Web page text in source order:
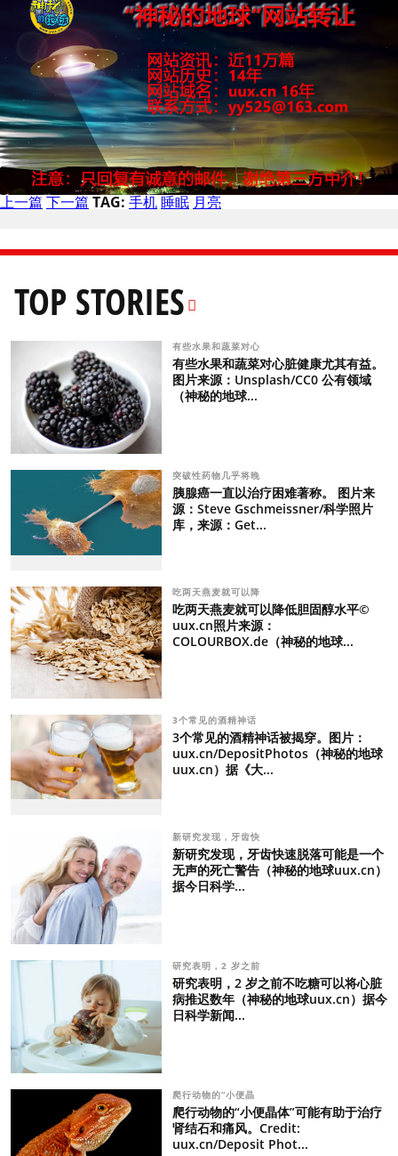
上一篇 下一篇 TAG: 手机睡眠 月亮
TOP STORIES
有些水果和蔬菜对心
有些水果和蔬菜对心脏健康尤其有益。
图片来源：Unsplash/CC0 公有领域
（神秘的地球...
突破性药物几乎将晚
胰腺癌一直以治疗困难著称。 图片来
源：Steve Gschmeissner/科学照片
库，来源：Get...
吃两天燕麦就可以降
吃两天燕麦就可以降低胆固醇水平©
uux.cn照片来源：
COLOURBOX.de（神秘的地球...
3个常见的酒精神话
3个常见的酒精神话被揭穿。图片：
uux.cn/DepositPhotos（神秘的地球
uux.cn）据《大...
新研究发现，牙齿快
新研究发现，牙齿快速脱落可能是一个
无声的死亡警告（神秘的地球uux.cn）
据今日科学...
研究表明，2 岁之前
研究表明，2 岁之前不吃糖可以将心脏
病推迟数年（神秘的地球uux.cn）据今
日科学新闻...
爬行动物的“小便晶
爬行动物的“小便晶体”可能有助于治疗
肾结石和痛风。Credit:
uux.cn/Deposit Phot...